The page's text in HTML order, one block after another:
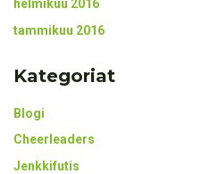
helmikuu 2016
tammikuu 2016
Kategoriat
Blogi
Cheerleaders
Jenkkifutis